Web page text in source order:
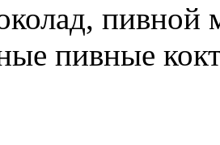
пивной
пивные